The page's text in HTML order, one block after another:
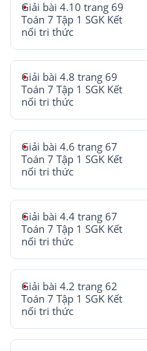
Giải bài 4.10 trang 69
Toán 7 Tập 1 SGK Kết
nối tri thức
Giải bài 4.8 trang 69
Toán 7 Tập 1 SGK Kết
nối tri thức
Giải bài 4.6 trang 67
Toán 7 Tập 1 SGK Kết
nối tri thức
Giải bài 4.4 trang 67
Toán 7 Tập 1 SGK Kết
nối tri thức
Giải bài 4.2 trang 62
Toán 7 Tập 1 SGK Kết
nối tri thức